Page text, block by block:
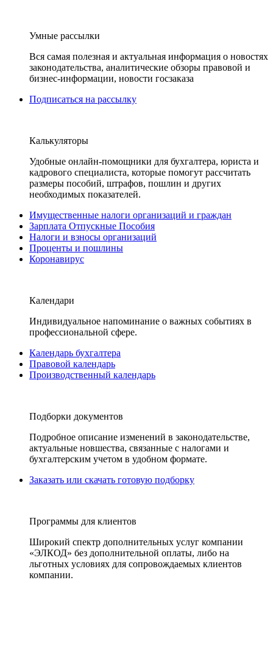
Умные рассылки
Вся самая полезная и актуальная информация о новостях
законодательства, аналитические обзоры правовой и
бизнес-информации, новости госзаказа
Подписаться на рассылку
Калькуляторы
Удобные онлайн-помощники для бухгалтера, юриста и
кадрового специалиста, которые помогут рассчитать
размеры пособий, штрафов, пошлин и других
необходимых показателей.
Имущественные налоги организаций и граждан
Зарплата Отпускные Пособия
Налоги и взносы организаций
Проценты и пошлины
Коронавирус
Календари
Индивидуальное напоминание о важных событиях в
профессиональной сфере.
Календарь бухгалтера
Правовой календарь
Производственный календарь
Подборки документов
Подробное описание изменений в законодательстве,
актуальные новшества, связанные с налогами и
бухгалтерским учетом в удобном формате.
Заказать или скачать готовую подборку
Программы для клиентов
Широкий спектр дополнительных услуг компании
«ЭЛКОД» без дополнительной оплаты, либо на
льготных условиях для сопровождаемых клиентов
компании.